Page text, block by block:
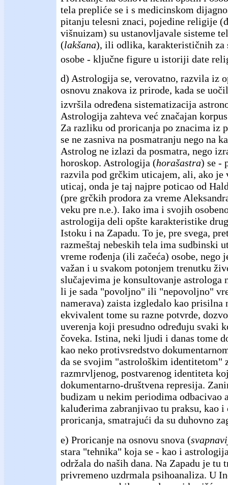
tela prepliće se i s medicinskom
pitanju telesni znaci, pojedine religije
višnuizam) su ustanovljavale sisteme
(lakšana), ili odlika, karakterističnih za
osobe - ključne figure u istoriji date
d) Astrologija se, verovatno, razvila iz
osnovu znakova iz prirode, kada se
izvršila određena sistematizacija
Astrologija zahteva već značajan
Za razliku od proricanja po znacima iz
se ne zasniva na posmatranju nego na
Astrolog ne izlazi da posmatra, nego
horoskop. Astrologija (horašastra) se -
razvila pod grčkim uticajem, ali, ako je
uticaj, onda je taj najpre poticao od
(pre grčkih prodora za vreme
veku pre n.e.). Iako ima i svojih
astrologija deli opšte karakteristike
Istoku i na Zapadu. To je, pre svega,
razmeštaj nebeskih tela ima sudbinski
vreme rođenja (ili začeća) osobe, nego
važan i u svakom potonjem trenutku
slučajevima je konsultovanje astrologa
li je sada "povoljno" ili "nepovoljno"
namerava) zaista izgledalo kao prisilna
ekvivalent tome su razne potvrde,
uverenja koji presudno određuju svaki
čoveka. Istina, neki ljudi i danas tome
kao neko protivsredstvo
da se svojim "astrološkim identitetom"
razmrvljenog, postvarenog identiteta
dokumentarno-društvena represija.
budizam u nekim periodima odbacivao
kaluđerima zabranjivao tu praksu, kao i
proricanja, smatrajući da su duhovno
e) Proricanje na osnovu snova (
stara "tehnika" koja se - kao i
održala do naših dana. Na Zapadu je
privremeno uzdrmala psihoanaliza. U